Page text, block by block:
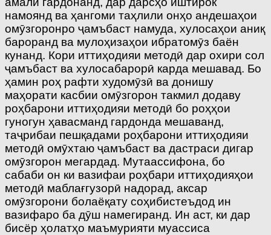
намоянд ва ҳангоми таҳлили онҳо андешаҳои
омӯзгоронро ҷамъбаст намуда, хулосаҳои аниқ
бароранд ва мулоҳизаҳои ибратомӯз баён
кунанд. Кори иттиҳодияи методӣ дар охири сол
ҷамъбаст ва хулосабарорӣ карда мешавад. Бо
ҳамин роҳ рафти худомӯзӣ ва донишу
маҳорати касбии омӯзгорон такмил додаву
роҳбарони иттиҳодияи методӣ бо роҳҳои
гуногун ҳавасманд гардонда мешаванд,
таҷрибаи пешқадами роҳбарони иттиҳодияи
методӣ омӯхтаю ҷамъбаст ва дастраси дигар
омӯзгорон мегардад. Мутаассифона, бо
сабаби он ки вазифаи роҳбари иттиҳодияҳои
методӣ маблағгузорӣ надорад, аксар
омӯзгорони болаёқату соҳибистеъдод ин
вазифаро ба дӯш намегиранд. Ин аст, ки дар
бисёр ҳолатҳо маъмурияти муассиса